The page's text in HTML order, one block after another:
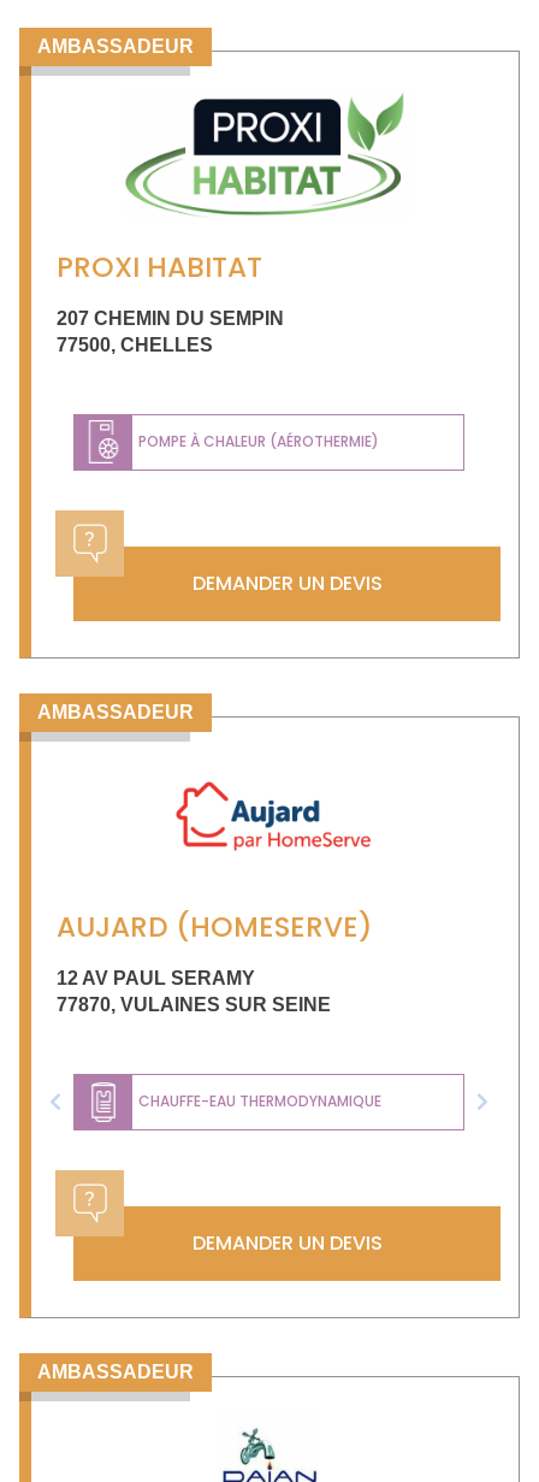
AMBASSADEUR
PROXI HABITAT
207 CHEMIN DU SEMPIN
77500, CHELLES
POMPE À CHALEUR (AÉROTHERMIE)
DEMANDER UN DEVIS
AMBASSADEUR
AUJARD (HOMESERVE)
12 AV PAUL SERAMY
77870, VULAINES SUR SEINE
CHAUFFE-EAU THERMODYNAMIQUE
Previous Next
DEMANDER UN DEVIS
AMBASSADEUR